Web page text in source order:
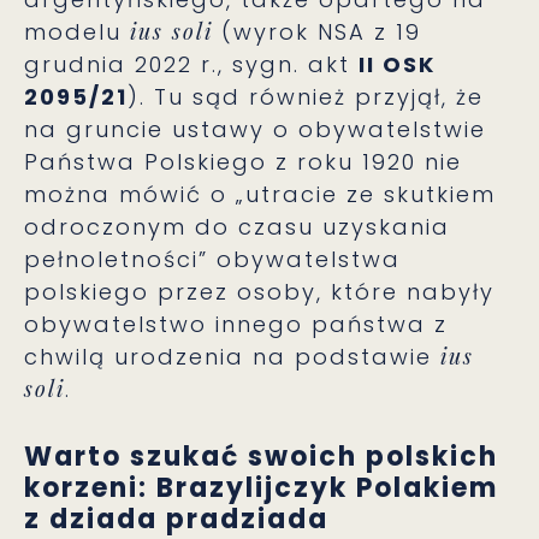
modelu ius soli (wyrok NSA z 19
grudnia 2022 r., sygn. akt II OSK
2095/21). Tu sąd również przyjął, że
na gruncie ustawy o obywatelstwie
Państwa Polskiego z roku 1920 nie
można mówić o „utracie ze skutkiem
odroczonym do czasu uzyskania
pełnoletności” obywatelstwa
polskiego przez osoby, które nabyły
obywatelstwo innego państwa z
chwilą urodzenia na podstawie ius
soli.
Warto szukać swoich polskich
korzeni: Brazylijczyk Polakiem
z dziada pradziada